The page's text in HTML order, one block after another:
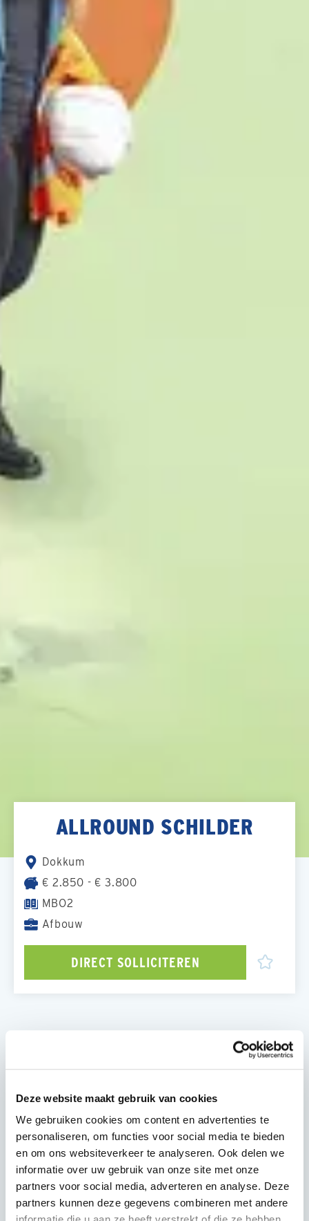
Deze website maakt gebruik van cookies
We gebruiken cookies om content en advertenties te
personaliseren, om functies voor social media te bieden
en om ons websiteverkeer te analyseren. Ook delen we
informatie over uw gebruik van onze site met onze
partners voor social media, adverteren en analyse. Deze
partners kunnen deze gegevens combineren met andere
ALLROUND SCHILDER
Dokkum
€ 2.850 - € 3.800
MBO2
Afbouw
DIRECT SOLLICITEREN
woningcorporaties in Friesland en Groningen. Je
van deuren, kozijnen, ramen, dakgoten, plafonds en
koofconstructies. Daarnaast voer je kleine
herstelwerkzaamheden uit waar nodig. Je werkt
zowel zelfstandig als in teamverband en hebt
regelmatig contact met bewoners. Dankzij een
duidelijke en efficiënte planning vanuit kantoor kun